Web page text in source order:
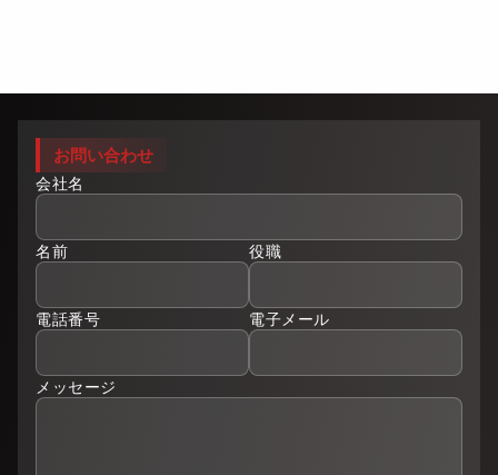
お問い合わせ
会社名
名前 役職
電話番号 電子メール
メッセージ